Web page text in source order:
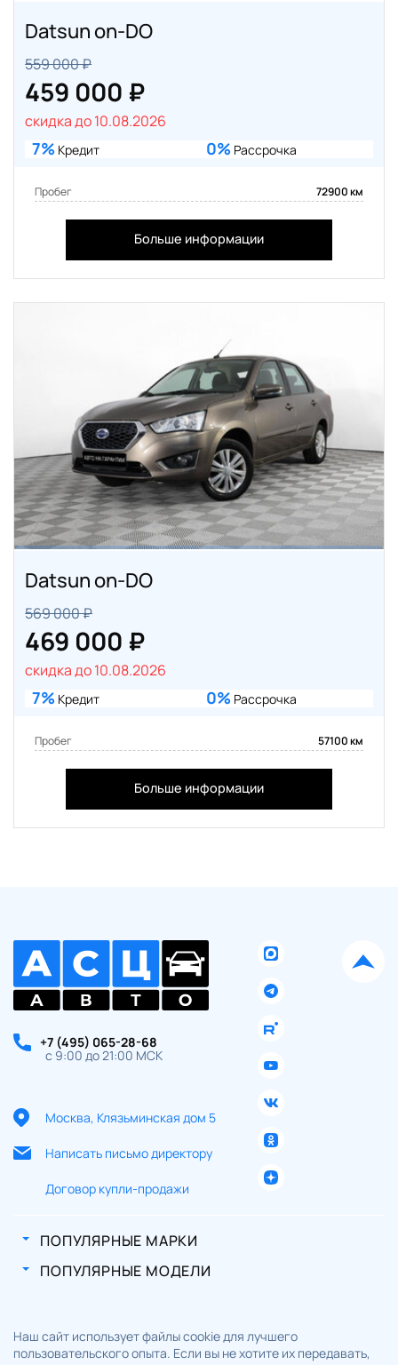
Datsun on-DO
559 000 ₽
459 000 ₽
скидка до 10.08.2026
7% Кредит 0% Рассрочка
Пробег 72900 км
Больше информации
Datsun on-DO
569 000 ₽
469 000 ₽
скидка до 10.08.2026
7% Кредит 0% Рассрочка
Пробег 57100 км
Больше информации
+7 (495) 065-28-68
с 9:00 до 21:00 МСК
Москва, Клязьминская дом 5
Написать письмо директору
Договор купли-продажи
ПОПУЛЯРНЫЕ МАРКИ
ПОПУЛЯРНЫЕ МОДЕЛИ
Наш сайт использует файлы cookie для лучшего
пользовательского опыта. Если вы не хотите их передавать,